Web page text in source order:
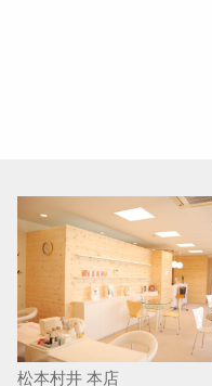
松本村井 本店